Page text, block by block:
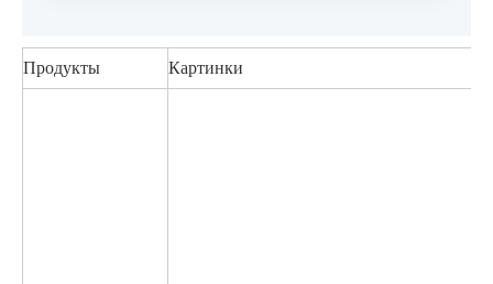
Продукты Картинки